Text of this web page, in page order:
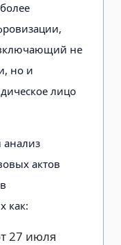
включающий не
но и
лицо
анализ
актов
как:
27 июля